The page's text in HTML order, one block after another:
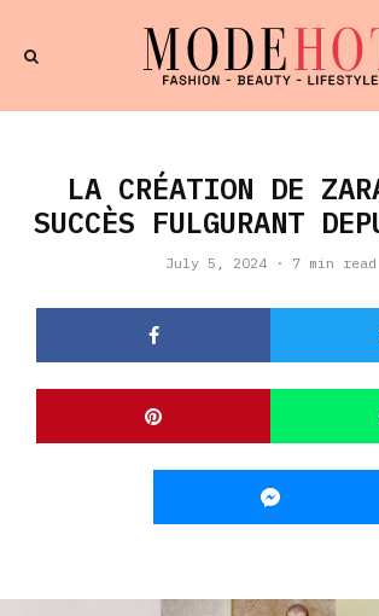
LA CRÉATION DE
SUCCÈS FULGURANT
July 5, 2024 · 7 min read